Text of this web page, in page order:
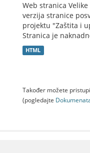
Web stranica
verzija stranice
projektu "Zaštita i
Stranica je
HTML
Također možete
(pogledajte